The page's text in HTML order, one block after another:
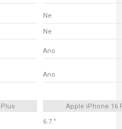
Ne
Ne
Ano
Ano
Apple iPhone 16
6.7 "